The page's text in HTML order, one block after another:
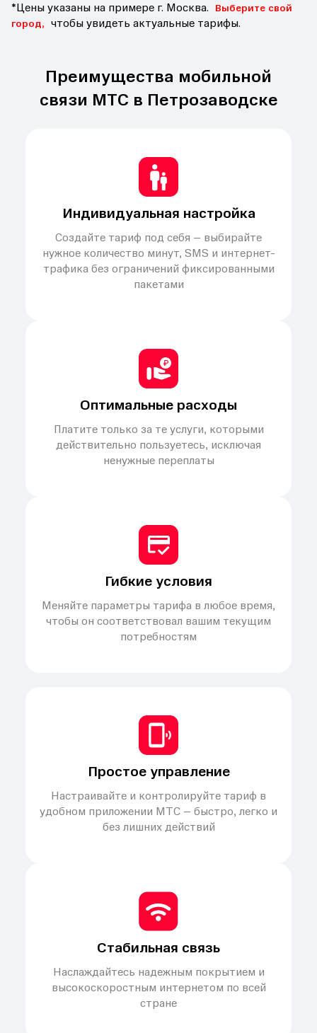
*Цены указаны на примере г. Москва. Выберите свой
город, чтобы увидеть актуальные тарифы.
Преимущества мобильной
связи МТС в Петрозаводске
Индивидуальная настройка
Создайте тариф под себя – выбирайте
нужное количество минут, SMS и интернет-
трафика без ограничений фиксированными
пакетами
Оптимальные расходы
Платите только за те услуги, которыми
действительно пользуетесь, исключая
ненужные переплаты
Гибкие условия
Меняйте параметры тарифа в любое время,
чтобы он соответствовал вашим текущим
потребностям
Простое управление
Настраивайте и контролируйте тариф в
удобном приложении МТС – быстро, легко и
без лишних действий
Стабильная связь
Наслаждайтесь надежным покрытием и
высокоскоростным интернетом по всей
стране